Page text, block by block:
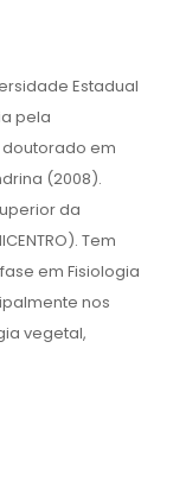
Estadual
pela
doutorado em
(2008).
da
Tem
em Fisiologia
nos
vegetal,